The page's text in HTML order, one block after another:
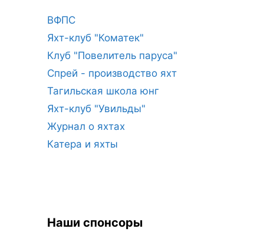
ВФПС
Яхт-клуб "Коматек"
Клуб "Повелитель паруса"
Спрей - производство яхт
Тагильская школа юнг
Яхт-клуб "Увильды"
Журнал о яхтах
Катера и яхты
Наши спонсоры